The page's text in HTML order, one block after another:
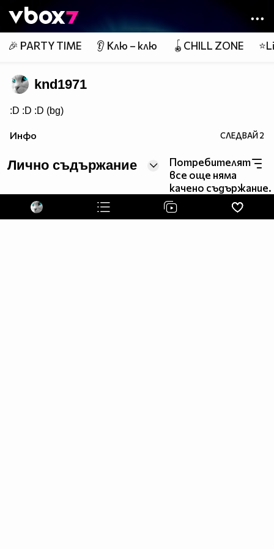
👾
🎉 PARTY TIME 👂 Клю – клю 🪀CHILL ZONE
knd1971
:D :D :D (bg)
Инфо СЛЕДВАЙ2
Лично съдържание
Потребителят
все още няма
качено съдържание.